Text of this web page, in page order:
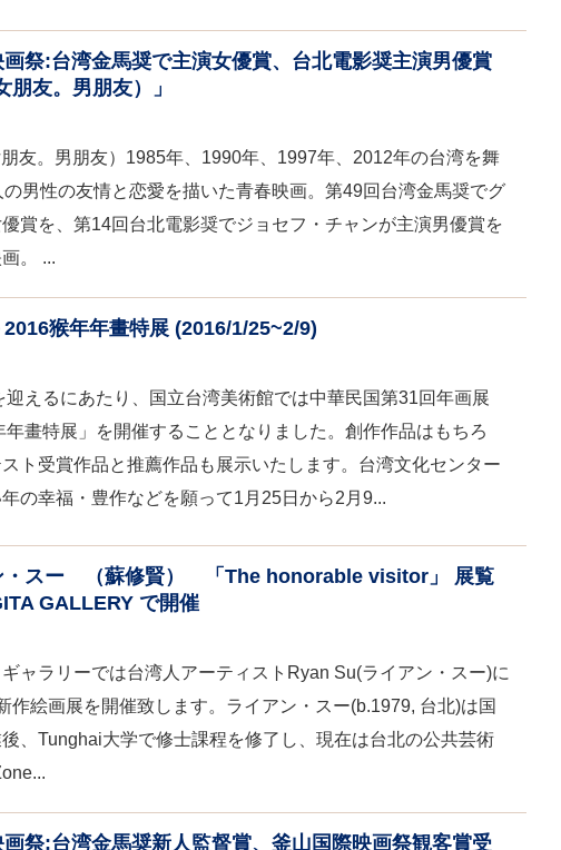
画祭:台湾金馬奨で主演女優賞、台北電影奨主演男優賞
友。男朋友）」
友。男朋友）1985年、1990年、1997年、2012年の台湾を舞
男性の友情と恋愛を描いた青春映画。第49回台湾金馬奨でグ
賞を、第14回台北電影奨でジョセフ・チャンが主演男優賞を
。 ...
2016猴年年畫特展 (2016/1/25~2/9)
えるにあたり、国立台湾美術館では中華民国第31回年画展
年畫特展」を開催することとなりました。創作作品はもちろ
ト受賞作品と推薦作品も展示いたします。台湾文化センター
の幸福・豊作などを願って1月25日から2月9...
・スー （蘇修賢） 「The honorable visitor」 展覧
GALLERY で開催
ャラリーでは台湾人アーティストRyan Su(ライアン・スー)に
作絵画展を開催致します。ライアン・スー(b.1979, 台北)は国
、Tunghai大学で修士課程を修了し、現在は台北の公共芸術
画祭:台湾金馬奨新人監督賞、釜山国際映画祭観客賞受